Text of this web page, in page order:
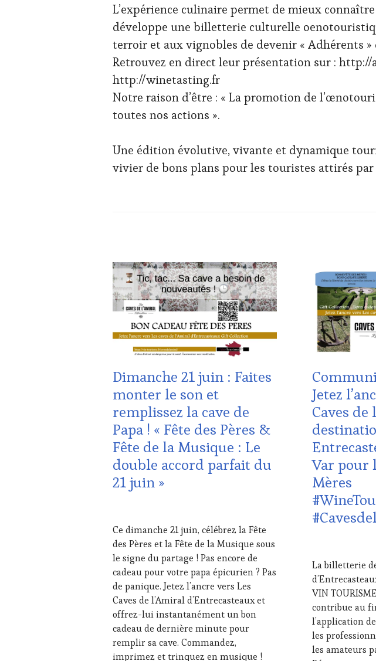
L’expérience culinaire permet de mieux
développe une billetterie culturelle
terroir et aux vignobles de devenir « Adhérents »
Retrouvez en direct leur présentation sur :
http://winetasting.fr
Notre raison d’être : « La promotion de
toutes nos actions ».
Une édition évolutive, vivante et dynamique
vivier de bons plans pour les touristes attirés
CLUB
:
WINE
TASTING
VOUCHER,
CÔTES-
DE-
PROVENCE,
VITICOLE,
ADHÉRENT,
VIN
TOURISME,
INVITATIONS
&
DÉGUSTATIONS,
WINE
TASTING,
JEU
MÉDIAS,
RADIO,
TV,
WEB ,
OENOTOURISME,
PARTENAIRES
VIN
TOURISME ,
PRODUCTEURS
TERROIR,
TASTING
MOVIE,
VAR,
Dimanche 21 juin : Faites
monter le son et
remplissez la cave de
Papa ! « Fête des Pères &
Fête de la Musique : Le
double accord parfait du
21 juin »
2026
Ce dimanche 21 juin, célébrez la Fête
des Pères et la Fête de la Musique sous
le signe du partage ! Pas encore de
cadeau pour votre papa épicurien ? Pas
de panique. Jetez l’ancre vers Les
Caves de l’Amiral d’Entrecasteaux et
offrez-lui instantanément un bon
cadeau de dernière minute pour
remplir sa cave. Commandez,
imprimez et trinquez en musique !
HORS
ZONE
DE
CONFORT,
CLUB
WINE
VOUCHER,
CÔTES-
DE-
PROVENCE ,
CULTURAL
GUEST,
DOMAINE
VITICOLE,
ADHÉRENT,
VIN
TOURISME
EDITION
LES
CLÉS
ET
DE
LA
HAUTE
GASTRONOMIE
FRANÇAISE,
FAMOUS
HOST
GUEST,
Jetez
Caves de
Var pour
Mères
2026
La billetterie
VIN
contribue au
l’application
les
les amateurs